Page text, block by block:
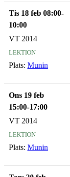
Tis 18 feb 08:00-
10:00
VT 2014
lektion
Plats: Munin
Ons 19 feb
15:00-17:00
VT 2014
lektion
Plats: Munin